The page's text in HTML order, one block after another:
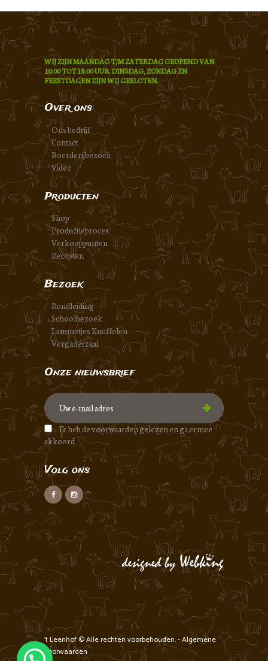
WIJ ZIJN MAANDAG T/M ZATERDAG GEOPEND VAN
10:00 TOT 18:00 UUR. DINSDAG, ZONDAG EN
FEESTDAGEN ZIJN WIJ GESLOTEN.
Over ons
Ons bedrijf
Contact
Boerderijbezoek
Video
Producten
Shop
Productieproces
Verkooppunten
Recepten
Bezoek
Rondleiding
Schoolbezoek
Lammetjes Knuffelen
Vergaderzaal
Onze nieuwsbrief
Ik heb de voorwaarden gelezen en ga ermee
akkoord
Volg ons
't Leenhof© Alle rechten voorbehouden. •Algemene
voorwaarden